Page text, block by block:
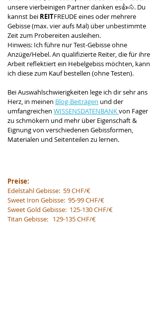
unsere vierbeinigen Partner danken es👍🐴. Du
kannst bei REITFREUDE eines oder mehrere
Gebisse (max. vier aufs Mal) über unbestimmte
Zeit zum Probereiten ausleihen.
Hinweis: Ich führe nur Test-Gebisse ohne
Anzüge/Hebel. An qualifizierte Reiter, die für ihre
Arbeit reflektiert ein Hebelgebiss möchten, kann
ich diese zum Kauf bestellen (ohne Testen).
Bei Auswahlschwierigkeiten lege ich dir sehr ans
Herz, in meinen Blog-Beiträgen und der
umfangreichen WISSENSDATENBANK von Fager
zu schmökern und mehr über Eigenschaft &
Eignung von verschiedenen Gebissformen,
Materialen und Seitenteilen zu lernen.
Preise:
Edelstahl Gebisse:  59 CHF/€
Sweet Iron Gebisse:  95-99 CHF/€
Sweet Gold Gebisse:  125-130 CHF/€
Titan Gebisse:   129-135 CHF/€